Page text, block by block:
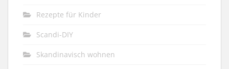
Rezepte für Kinder
Scandi-DIY
Skandinavisch wohnen